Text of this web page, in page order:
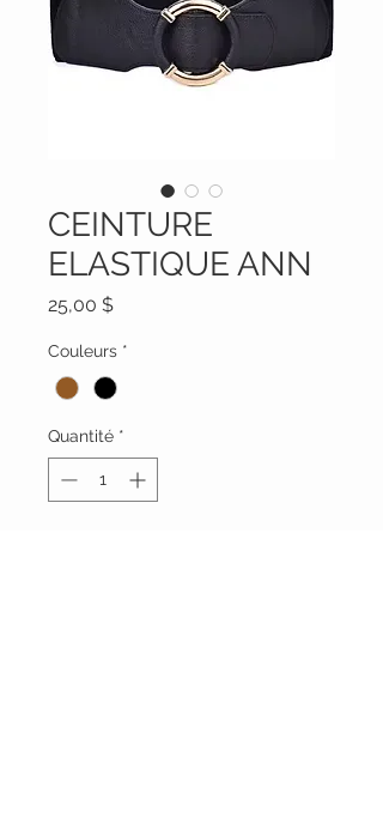
CEINTURE
ELASTIQUE ANN
25,00 $Prix
Couleurs *
Quantité *